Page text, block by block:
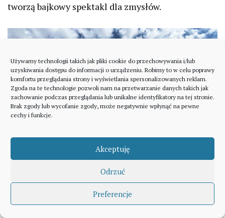
Używamy technologii takich jak pliki cookie do przechowywania i/lub
uzyskiwania dostępu do informacji o urządzeniu. Robimy to w celu poprawy
komfortu przeglądania strony i wyświetlania spersonalizowanych reklam.
Zgoda na te technologie pozwoli nam na przetwarzanie danych takich jak
zachowanie podczas przeglądania lub unikalne identyfikatory na tej stronie.
Brak zgody lub wycofanie zgody, może negatywnie wpłynąć na pewne
cechy i funkcje.
Akceptuję
Odrzuć
Preferencje
tworzą bajkowy spektakl dla zmysłów.
Znalazłeś ciekawą treść lub zainspirowałem Cię do